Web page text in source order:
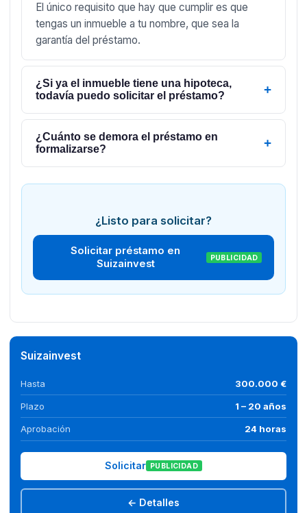
El único requisito que hay que cumplir es que
tengas un inmueble a tu nombre, que sea la
garantía del préstamo.
¿Si ya el inmueble tiene una hipoteca,
todavía puedo solicitar el préstamo?
+
¿Cuánto se demora el préstamo en
formalizarse?
+
¿Listo para solicitar?
Solicitar préstamo en
Suizainvest
PUBLICIDAD
Suizainvest
Hasta 300.000 €
Plazo 1 – 20 años
Aprobación 24 horas
Solicitar PUBLICIDAD
← Detalles